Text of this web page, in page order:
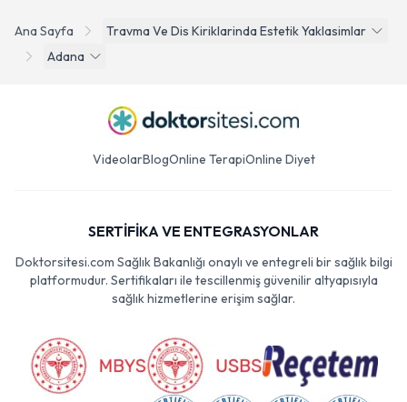
Ana Sayfa
Travma Ve Dis Kiriklarinda Estetik Yaklasimlar
Adana
VideolarBlogOnline TerapiOnline Diyet
SERTİFİKA VE ENTEGRASYONLAR
Doktorsitesi.com Sağlık Bakanlığı onaylı ve entegreli bir sağlık bilgi
platformudur. Sertifikaları ile tescillenmiş güvenilir altyapısıyla
sağlık hizmetlerine erişim sağlar.